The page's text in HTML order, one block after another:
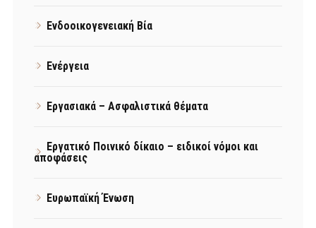
Ενδοοικογενειακή Βία
Ενέργεια
Εργασιακά – Ασφαλιστικά θέματα
Εργατικό Ποινικό δίκαιο – ειδικοί νόμοι και
αποφάσεις
Ευρωπαϊκή Ένωση